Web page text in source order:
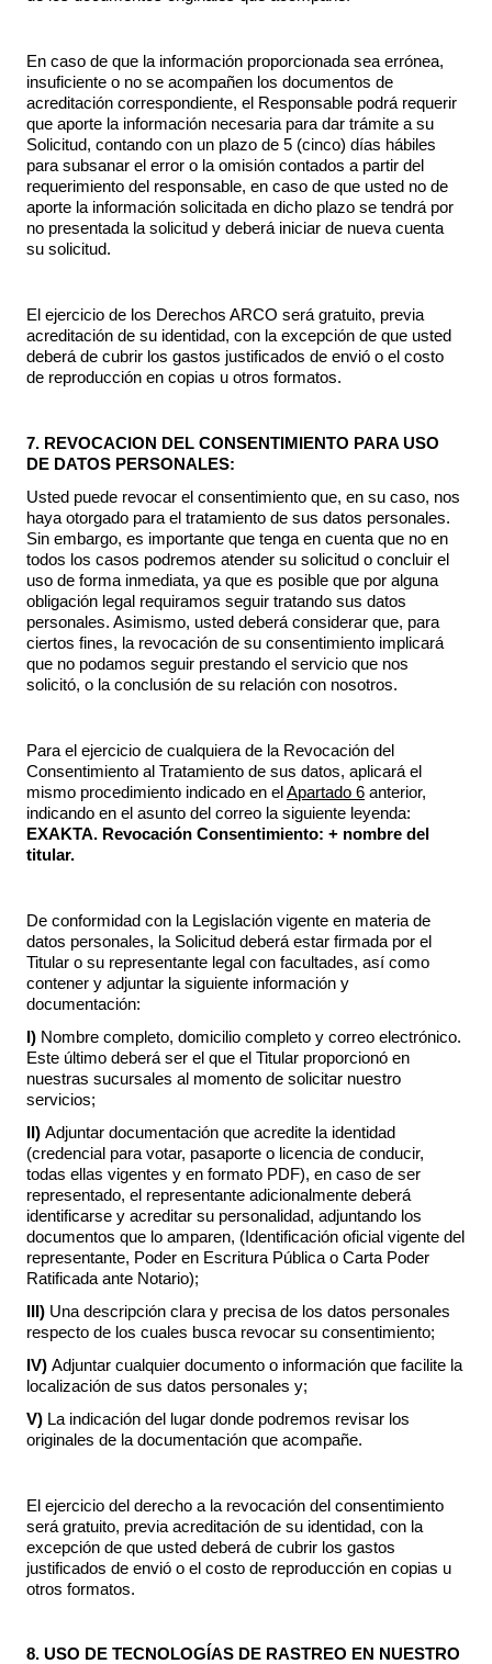
En caso de que la información proporcionada sea errónea,
insuficiente o no se acompañen los documentos de
acreditación correspondiente, el Responsable podrá requerir
que aporte la información necesaria para dar trámite a su
Solicitud, contando con un plazo de 5 (cinco) días hábiles
para subsanar el error o la omisión contados a partir del
requerimiento del responsable, en caso de que usted no de
aporte la información solicitada en dicho plazo se tendrá por
no presentada la solicitud y deberá iniciar de nueva cuenta
su solicitud.
El ejercicio de los Derechos ARCO será gratuito, previa
acreditación de su identidad, con la excepción de que usted
deberá de cubrir los gastos justificados de envió o el costo
de reproducción en copias u otros formatos.
7. REVOCACION DEL CONSENTIMIENTO PARA USO
DE DATOS PERSONALES:
Usted puede revocar el consentimiento que, en su caso, nos
haya otorgado para el tratamiento de sus datos personales.
Sin embargo, es importante que tenga en cuenta que no en
todos los casos podremos atender su solicitud o concluir el
uso de forma inmediata, ya que es posible que por alguna
obligación legal requiramos seguir tratando sus datos
personales. Asimismo, usted deberá considerar que, para
ciertos fines, la revocación de su consentimiento implicará
que no podamos seguir prestando el servicio que nos
solicitó, o la conclusión de su relación con nosotros.
Para el ejercicio de cualquiera de la Revocación del
Consentimiento al Tratamiento de sus datos, aplicará el
mismo procedimiento indicado en el Apartado 6 anterior,
indicando en el asunto del correo la siguiente leyenda:
EXAKTA. Revocación Consentimiento: + nombre del
titular.
De conformidad con la Legislación vigente en materia de
datos personales, la Solicitud deberá estar firmada por el
Titular o su representante legal con facultades, así como
contener y adjuntar la siguiente información y
documentación:
I) Nombre completo, domicilio completo y correo electrónico.
Este último deberá ser el que el Titular proporcionó en
nuestras sucursales al momento de solicitar nuestro
servicios;
II) Adjuntar documentación que acredite la identidad
(credencial para votar, pasaporte o licencia de conducir,
todas ellas vigentes y en formato PDF), en caso de ser
representado, el representante adicionalmente deberá
identificarse y acreditar su personalidad, adjuntando los
documentos que lo amparen, (Identificación oficial vigente del
representante, Poder en Escritura Pública o Carta Poder
Ratificada ante Notario);
III) Una descripción clara y precisa de los datos personales
respecto de los cuales busca revocar su consentimiento;
IV) Adjuntar cualquier documento o información que facilite la
localización de sus datos personales y;
V) La indicación del lugar donde podremos revisar los
originales de la documentación que acompañe.
El ejercicio del derecho a la revocación del consentimiento
será gratuito, previa acreditación de su identidad, con la
excepción de que usted deberá de cubrir los gastos
justificados de envió o el costo de reproducción en copias u
otros formatos.
8. USO DE TECNOLOGÍAS DE RASTREO EN NUESTRO